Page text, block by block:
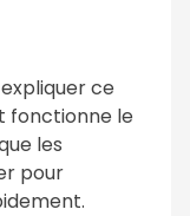
ce
fonctionne le
les
pour